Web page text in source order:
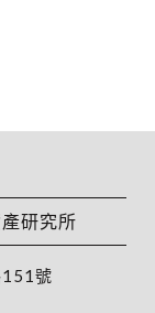
研究所
號